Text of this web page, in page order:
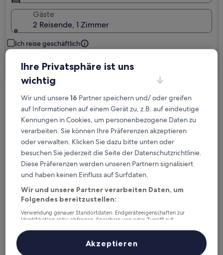
Gäste
2 Reisende, 1 Zimmer
Ich reise geschäftlich
Suchen
Kostenlose Stornierung bei
Planänderungen
Verdiene Prämien für jede
wahrgenommene Übernachtung
Mehr sparen mit Preisen für Mitglieder
Überprüfe die Preise für diese Daten
Ihre Privatsphäre ist uns
wichtig
Wir und unsere16 Partner speichern und/ oder greifen
auf Informationen auf einem Gerät zu, z.B. auf eindeutige
Kennungen in Cookies, um personenbezogene Daten zu
verarbeiten. Sie können Ihre Präferenzen akzeptieren
oder verwalten. Klicken Sie dazu bitte unten oder
besuchen Sie jederzeit die Seite der Datenschutzrichtlinie.
Diese Präferenzen werden unseren Partnern signalisiert
und haben keinen Einfluss auf Surfdaten.
Wir und unsere Partner verarbeiten Daten, um
Folgendes bereitzustellen:
Verwendung genauer Standortdaten. Endgeräteeigenschaften zur
Identifikation aktiv abfragen. Speichern von oder Zugriff auf
Inhalte, Messung von Werbeleistung und der Performance von Inhalten,
Zielgruppenforschung sowie Entwicklung und Verbesserung von
Akzeptieren